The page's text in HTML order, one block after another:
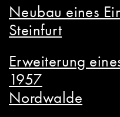
Neubau eines
Steinfurt
Erweiterung
1957
Nordwalde